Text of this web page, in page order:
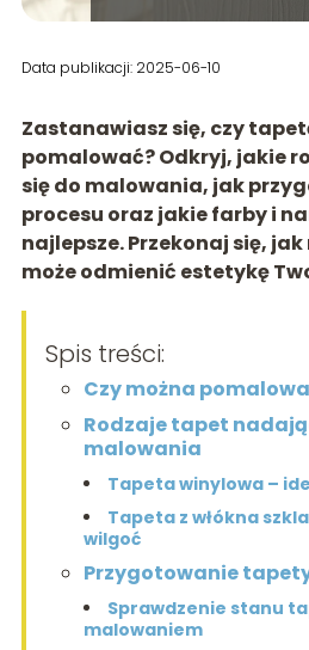
Data publikacji: 2025-06-10
Zastanawiasz się, czy
pomalować? Odkryj, jakie
się do malowania, jak
procesu oraz jakie farby i
najlepsze. Przekonaj się,
może odmienić estetykę
Spis treści:
Czy można
Rodzaje tapet
malowania
Tapeta winylowa –
Tapeta z włókna
wilgoć
Przygotowanie
Sprawdzenie stanu
malowaniem